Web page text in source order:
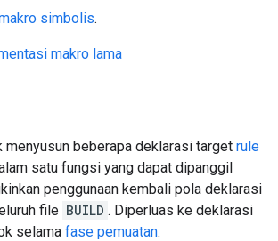
simbolis.
makro lama
menyusun beberapa deklarasi target rule
satu fungsi yang dapat dipanggil
penggunaan kembali pola deklarasi
file BUILD . Diperluas ke deklarasi
selama fase pemuatan.